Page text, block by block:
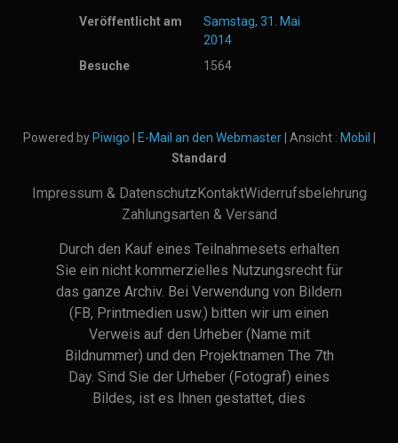
Veröffentlicht am
Samstag, 31. Mai
2014
Besuche
1564
Powered by Piwigo E-Mail an den Webmaster| Ansicht : Mobil
Standard
Impressum & Datenschutz KontaktWiderrufsbelehrung
Zahlungsarten & Versand
Durch den Kauf eines Teilnahmesets erhalten
Sie ein nicht kommerzielles Nutzungsrecht für
das ganze Archiv. Bei Verwendung von Bildern
(FB, Printmedien usw.) bitten wir um einen
Verweis auf den Urheber (Name mit
Bildnummer) und den Projektnamen The 7th
Day. Sind Sie der Urheber (Fotograf) eines
Bildes, ist es Ihnen gestattet, dies